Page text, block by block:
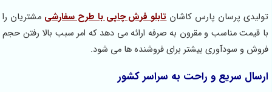
تولیدی پرسان پارس کاشانتابلو فرش چاپی با طرح سفارشی مشتریان را
با قیمت مناسب و مقرون به صرفه ارائه می دهد که امر سبب بالا رفتن حجم
فروش و سودآوری بیشتر برای فروشنده ها می شود.
ارسال سریع و راحت به سراسر کشور